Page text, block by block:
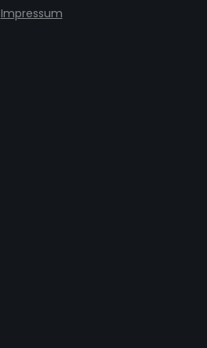
Impressum